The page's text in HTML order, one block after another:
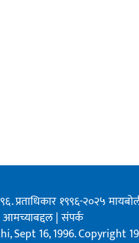
प्रताधिकार १९९६-२०२५
आमच्याबद्दल|संपर्क
Sept 16, 1996. Copyright